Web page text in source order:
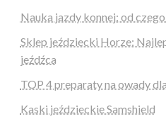
Nauka jazdy konnej: od czego
Sklep jeździecki Horze:
jeźdźca
TOP 4 preparaty na owady
Kaski jeździeckie Samshield